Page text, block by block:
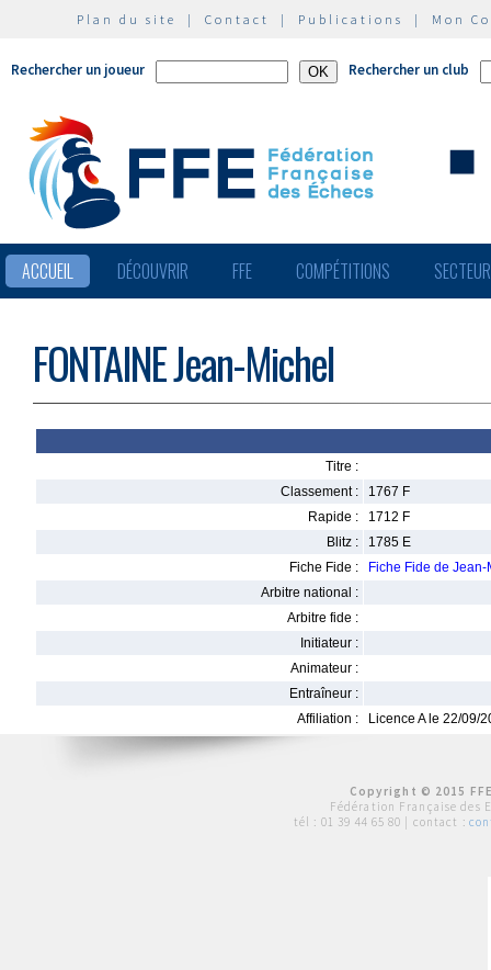
Plan du site | Contact | Publications | Mon
Rechercher un joueur Rechercher un club
ACCUEIL DÉCOUVRIR FFE COMPÉTITIONS
FONTAINE Jean-Michel
Titre :
Classement :
1767 F
Rapide :
1712 F
Blitz :
1785 E
Fiche Fide :
Fiche Fide de Jean-
Arbitre national :
Arbitre fide :
Initiateur :
Animateur :
Entraîneur :
Affiliation :
Licence A le 22/09/
Copyright © 2015
Fédération Française des
tél : 01 39 44 65 80 | contact :